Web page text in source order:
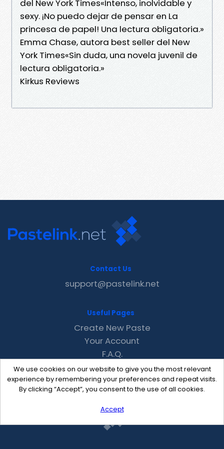
del New York Times«Intenso, inolvidable y
sexy. ¡No puedo dejar de pensar en La
princesa de papel! Una lectura obligatoria.»
Emma Chase, autora best seller del New
York Times«Sin duda, una novela juvenil de
lectura obligatoria.»
Kirkus Reviews
We use cookies on our website to give you the most relevant
experience by remembering your preferences and repeat visits.
By clicking “Accept”, you consent to the use of all cookies.
Accept
Contact Us
support@pastelink.net
Useful Pages
Create New Paste
Your Account
F.A.Q.
Recent
Contact